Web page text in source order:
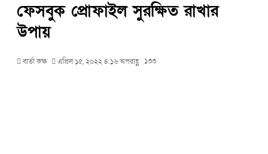
ফেসবুক প্রোফাইল সুরক্ষিত রাখার
উপায়
বার্তা কক্ষ এপ্রিল ১৫, ২০২২ ৪:১৬ অপরাহ্ণ ১৩৩